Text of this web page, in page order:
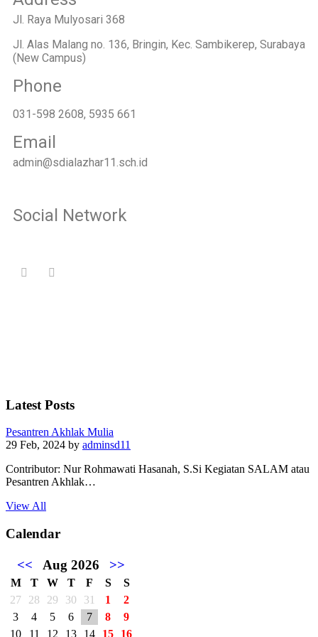
Jl. Raya Mulyosari 368
Jl. Alas Malang no. 136, Bringin, Kec. Sambikerep, Surabaya
(New Campus)
Phone
031-598 2608, 5935 661
Email
admin@sdialazhar11.sch.id
Social Network
Latest Posts
Pesantren Akhlak Mulia
29 Feb, 2024 by adminsd11
Contributor: Nur Rohmawati Hasanah, S.Si Kegiatan SALAM atau
Pesantren Akhlak…
View All
Calendar
<< Aug 2026 >>
M T W T F S
S
27
28 29 30 31 1
2
3
4 5 6 7 8
9
10
11 12 13 14 15 16